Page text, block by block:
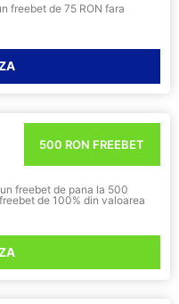
freebet de 75 RON fara
500 RON FREEBET
freebet de pana la 500
de 100% din valoarea